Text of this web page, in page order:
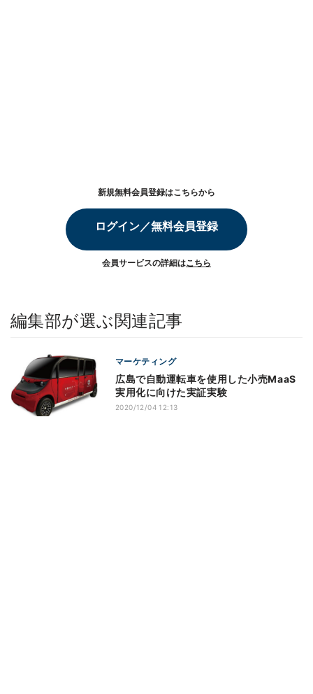
新規無料会員登録はこちらから
ログイン／無料会員登録
会員サービスの詳細はこちら
編集部が選ぶ関連記事
マーケティング
広島で自動運転車を使用した小売MaaS
実用化に向けた実証実験
2020/12/04 12:13